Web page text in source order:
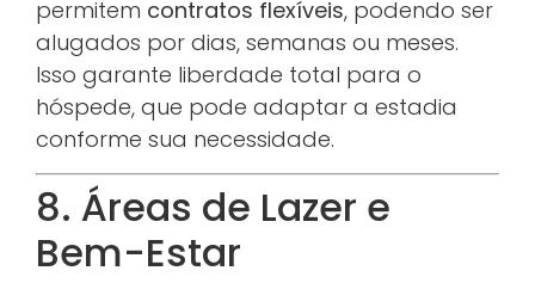
permitem contratos flexíveis, podendo ser
alugados por dias, semanas ou meses.
Isso garante liberdade total para o
hóspede, que pode adaptar a estadia
conforme sua necessidade.
8. Áreas de Lazer e
Bem-Estar